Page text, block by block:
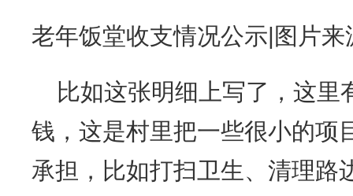
老年饭堂收支情况公示|图片
比如这张明细上写了，这
钱，这是村里把一些很小的项
承担，比如打扫卫生、清理路